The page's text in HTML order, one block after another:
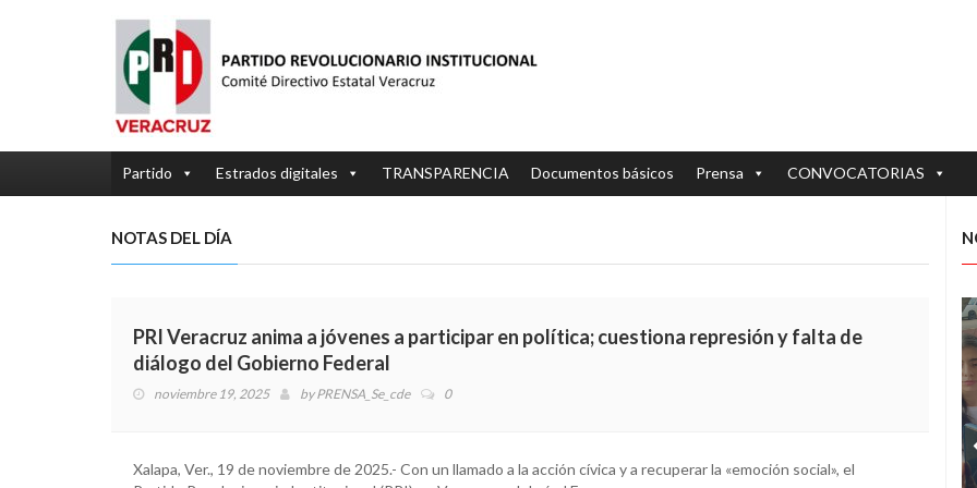
Partido Estrados digitales TRANSPARENCIA Documentos básicos Prensa CONVOCATORIAS
NOTAS DEL DÍA
PRI Veracruz anima a jóvenes a participar en política; cuestiona represión y falta de
diálogo del Gobierno Federal
noviembre 19, 2025 byPRENSA_Se_cde 0
Xalapa, Ver., 19 de noviembre de 2025.- Con un llamado a la acción cívica y a recuperar la «emoción social», el